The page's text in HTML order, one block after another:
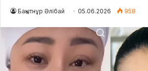
Бақытнұр Әлібай 05.06.2026 958